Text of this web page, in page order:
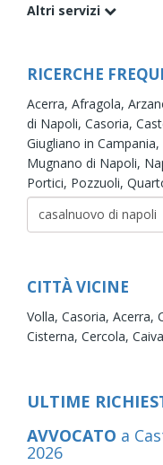
Altri servizi
RICERCHE
Acerra, Afragola,
di Napoli, Casoria,
Giugliano in Campania,
Mugnano di Napoli,
Portici, Pozzuoli,
CITTÀ VICINE
Volla, Casoria, Acerra,
Cisterna, Cercola,
ULTIME
AVVOCATO a
2026